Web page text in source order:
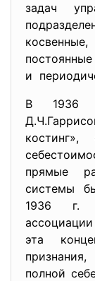
задач
и
В 1936
прямые
системы
1936 г.
эта
полной